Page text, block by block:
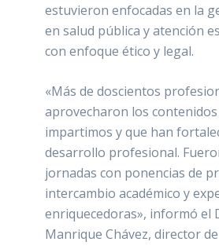
estuvieron enfocadas en la
en salud pública y atención
con enfoque ético y legal.
«Más de doscientos
aprovecharon los
impartimos y que han
desarrollo profesional.
jornadas con ponencias de
intercambio académico y
enriquecedoras», informó el
Manrique Chávez, director de